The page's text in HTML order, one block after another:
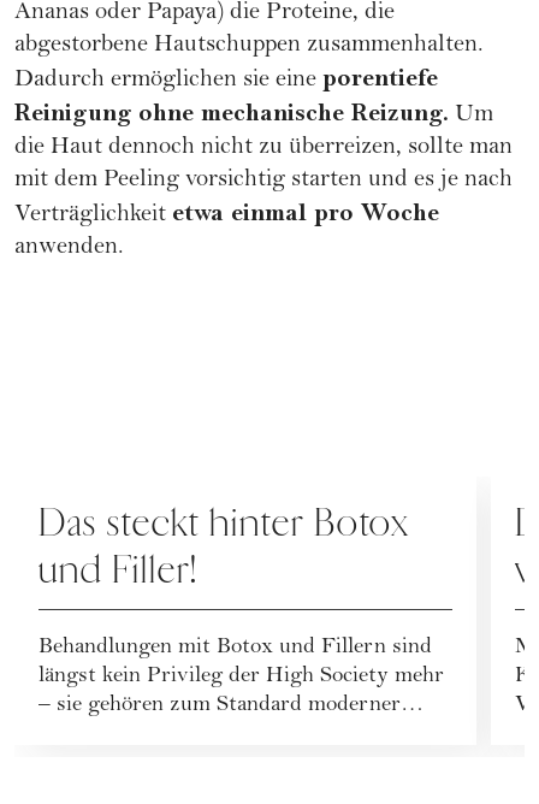
Ananas oder Papaya) die Proteine, die
abgestorbene Hautschuppen zusammenhalten.
Dadurch ermöglichen sie eine porentiefe
Reinigung ohne mechanische Reizung. Um
die Haut dennoch nicht zu überreizen, sollte man
mit dem Peeling vorsichtig starten und es je nach
Verträglichkeit etwa einmal pro Woche
anwenden.
Das steckt hinter Botox
und Filler!
Behandlungen mit Botox und Fillern sind
längst kein Privileg der High Society mehr
– sie gehören zum Standard moderner